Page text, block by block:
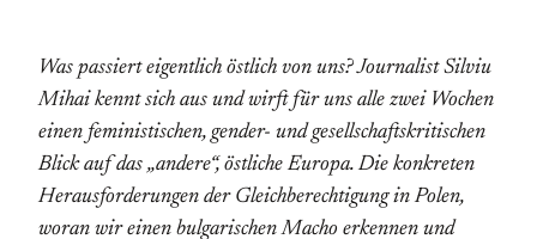
Was passiert eigentlich östlich von uns? Journalist Silviu
Mihai kennt sich aus und wirft für uns alle zwei Wochen
einen feministischen, gender- und gesellschaftskritischen
Blick auf das „andere“, östliche Europa. Die konkreten
Herausforderungen der Gleichberechtigung in Polen,
woran wir einen bulgarischen Macho erkennen und